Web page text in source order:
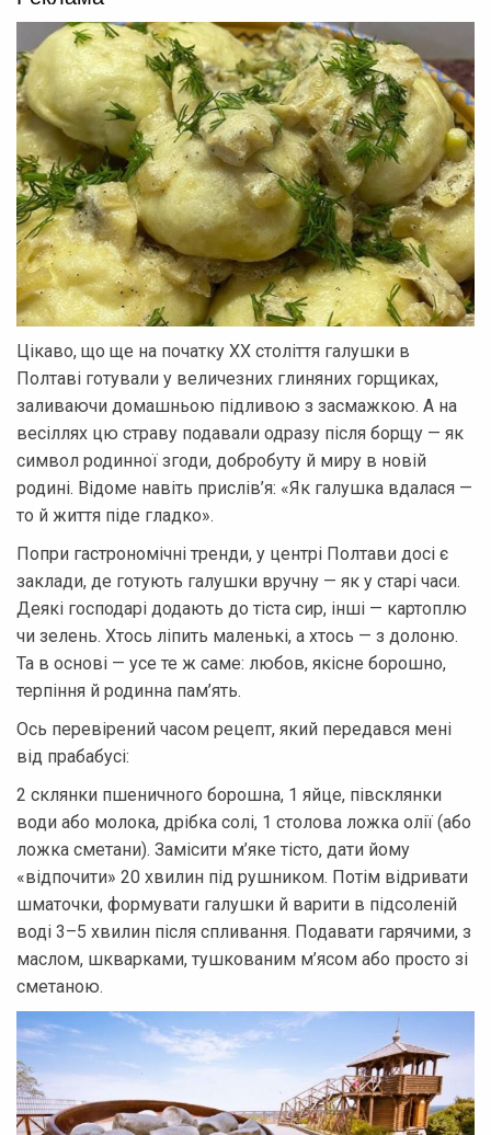
Цікаво, що ще на початку ХХ століття галушки в
Полтаві готували у величезних глиняних горщиках,
заливаючи домашньою підливою з засмажкою. А на
весіллях цю страву подавали одразу після борщу — як
символ родинної згоди, добробуту й миру в новій
родині. Відоме навіть прислів’я: «Як галушка вдалася —
то й життя піде гладко».
Попри гастрономічні тренди, у центрі Полтави досі є
заклади, де готують галушки вручну — як у старі часи.
Деякі господарі додають до тіста сир, інші — картоплю
чи зелень. Хтось ліпить маленькі, а хтось — з долоню.
Та в основі — усе те ж саме: любов, якісне борошно,
терпіння й родинна пам’ять.
Ось перевірений часом рецепт, який передався мені
від прабабусі:
2 склянки пшеничного борошна, 1 яйце, півсклянки
води або молока, дрібка солі, 1 столова ложка олії (або
ложка сметани). Замісити м’яке тісто, дати йому
«відпочити» 20 хвилин під рушником. Потім відривати
шматочки, формувати галушки й варити в підсоленій
воді 3–5 хвилин після спливання. Подавати гарячими, з
маслом, шкварками, тушкованим м’ясом або просто зі
сметаною.